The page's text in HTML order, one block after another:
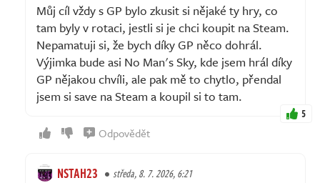
Můj cíl vždy s GP bylo zkusit si nějaké ty hry, co
tam byly v rotaci, jestli si je chci koupit na Steam.
Nepamatuji si, že bych díky GP něco dohrál.
Výjimka bude asi No Man's Sky, kde jsem hrál díky
GP nějakou chvíli, ale pak mě to chytlo, přendal
jsem si save na Steam a koupil si to tam.
5
Odpovědět
NSTAH23 středa, 8. 7. 2026, 6:21